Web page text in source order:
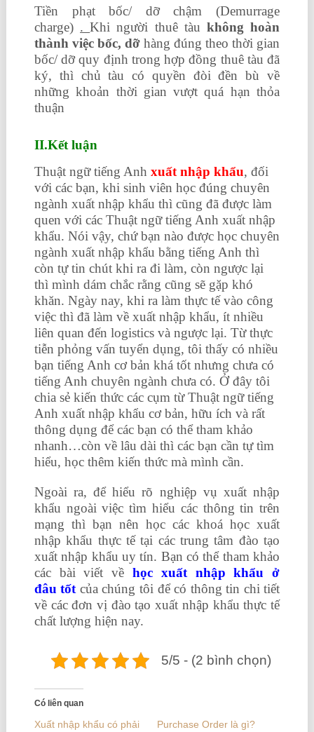
Tiền phạt bốc/ dỡ chậm (Demurrage
charge) .Khi người thuê tàu không hoàn
thành việc bốc, dỡhàng đúng theo thời gian
bốc/ dỡ quy định trong hợp đồng thuê tàu đã
ký, thì chủ tàu có quyền đòi đền bù về
những khoản thời gian vượt quá hạn thỏa
thuận
II.Kết luận
Thuật ngữ tiếng Anh xuất nhập khẩu, đối
với các bạn, khi sinh viên học đúng chuyên
ngành xuất nhập khẩu thì cũng đã được làm
quen với các Thuật ngữ tiếng Anh xuất nhập
khẩu. Nói vậy, chứ bạn nào được học chuyên
ngành xuất nhập khẩu bằng tiếng Anh thì
còn tự tin chút khi ra đi làm, còn ngược lại
thì mình dám chắc rằng cũng sẽ gặp khó
khăn. Ngày nay, khi ra làm thực tế vào công
việc thì đã làm về xuất nhập khẩu, ít nhiều
liên quan đến logistics và ngược lại. Từ thực
tiễn phỏng vấn tuyển dụng, tôi thấy có nhiều
bạn tiếng Anh cơ bản khá tốt nhưng chưa có
tiếng Anh chuyên ngành chưa có. Ở đây tôi
chia sẻ kiến thức các cụm từ Thuật ngữ tiếng
Anh xuất nhập khẩu cơ bản, hữu ích và rất
thông dụng để các bạn có thể tham khảo
nhanh…còn về lâu dài thì các bạn cần tự tìm
hiểu, học thêm kiến thức mà mình cần.
Ngoài ra, để hiểu rõ nghiệp vụ xuất nhập
khẩu ngoài việc tìm hiểu các thông tin trên
mạng thì bạn nên học các khoá học xuất
nhập khẩu thực tế tại các trung tâm đào tạo
xuất nhập khẩu uy tín. Bạn có thể tham khảo
các bài viết về học xuất nhập khẩu ở
đâu tốtcủa chúng tôi để có thông tin chi tiết
về các đơn vị đào tạo xuất nhập khẩu thực tế
chất lượng hiện nay.
5/5 - (2 bình chọn)
Có liên quan
Xuất nhập khẩu có phải
Purchase Order là gì?